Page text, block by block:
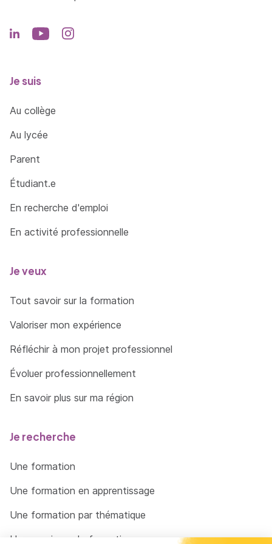
=> En savoir plus
Je suis
Au collège
Au lycée
Parent
Étudiant.e
En recherche d'emploi
En activité professionnelle
Je veux
Tout savoir sur la formation
Valoriser mon expérience
Réfléchir à mon projet professionnel
Évoluer professionnellement
En savoir plus sur ma région
Je recherche
Une formation
Une formation en apprentissage
Une formation par thématique
Un organisme de formation